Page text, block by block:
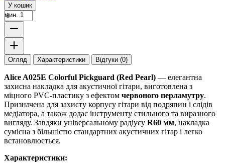
У кошик
мин. 1
Огляд Характеристики Відгуки (0)
Alice A025E Colorful Pickguard (Red Pearl) — елегантна
захисна накладка для акустичної гітари, виготовлена з
міцного PVC-пластику з ефектом червоного перламутру.
Призначена для захисту корпусу гітари від подряпин і слідів
медіатора, а також додає інструменту стильного та виразного
вигляду. Завдяки універсальному радіусу R60 мм, накладка
сумісна з більшістю стандартних акустичних гітар і легко
встановлюється.
Характеристики: